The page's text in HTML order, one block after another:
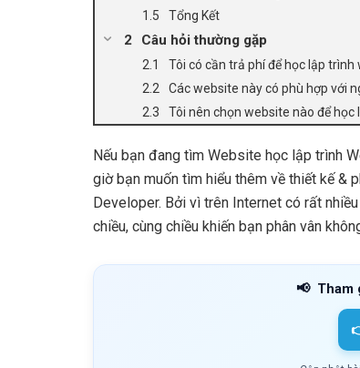
Tổng Kết
Câu hỏi thường gặp
Tôi có cần trả phí để học lập
Các website này có phù hợp với
Tôi nên chọn website nào để học
Nếu bạn đang tìm Website học lập trình
giờ bạn muốn tìm hiểu thêm về thiết kế &
Developer. Bởi vì trên Internet có rất
chiều, cùng chiều khiến bạn phân vân
📢 Tham